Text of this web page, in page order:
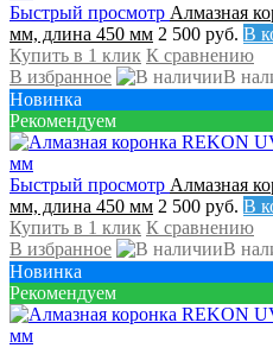
Быстрый просмотр Алмазная
мм, длина 450 мм 2 500 руб. В
Купить в 1 клик К сравнению
В избранное
В
Новинка
Рекомендуем
Быстрый просмотр Алмазная
мм, длина 450 мм 2 500 руб. В
Купить в 1 клик К сравнению
В избранное
В
Новинка
Рекомендуем